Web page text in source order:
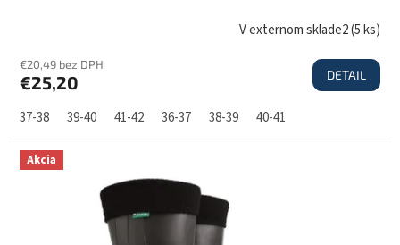
V externom sklade2(5 ks)
€20,49 bez DPH
€25,20 DETAIL
37-38 39-40 41-42 36-37 38-39 40-41
Akcia